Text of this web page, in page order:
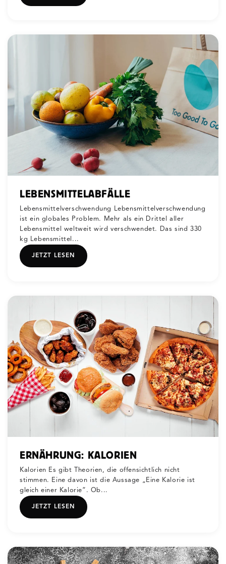
LEBENSMITTELABFÄLLE
Lebensmittelverschwendung Lebensmittelverschwendung
ist ein globales Problem. Mehr als ein Drittel aller
Lebensmittel weltweit wird verschwendet. Das sind 330
kg Lebensmittel...
JETZT LESEN
ERNÄHRUNG: KALORIEN
Kalorien Es gibt Theorien, die offensichtlich nicht
stimmen. Eine davon ist die Aussage „Eine Kalorie ist
gleich einer Kalorie“. Ob...
JETZT LESEN